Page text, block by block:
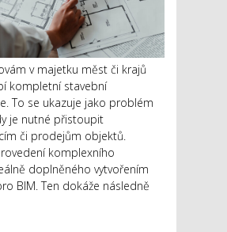
v majetku měst či krajů
kompletní stavební
To se ukazuje jako problém
je nutné přistoupit
či prodejům objektů.
komplexního
doplněného vytvořením
BIM. Ten dokáže následně